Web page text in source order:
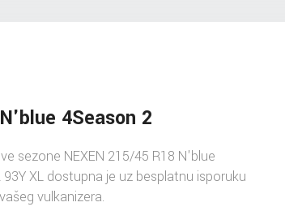
4Season 2
sezone NEXEN 215/45 R18 N'blue
XL dostupna je uz besplatnu isporuku
vulkanizera.